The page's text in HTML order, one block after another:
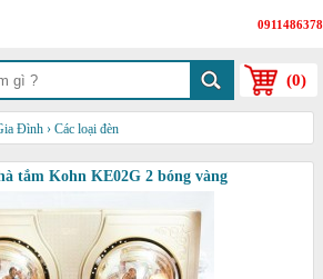
0911486378
(0)
Đình › Các loại đèn
tắm Kohn KE02G 2 bóng vàng